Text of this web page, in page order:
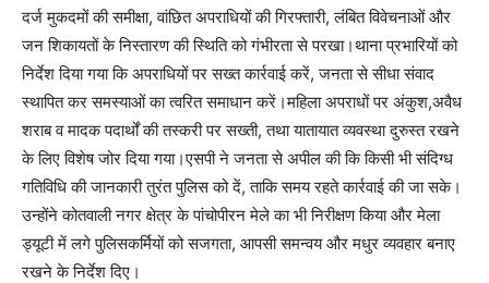
दर्ज मुकदमों की समीक्षा, वांछित अपराधियों की गिरफ्तारी, लंबित विवेचनाओं और
जन शिकायतों के निस्तारण की स्थिति को गंभीरता से परखा।थाना प्रभारियों को
निर्देश दिया गया कि अपराधियों पर सख्त कार्रवाई करें, जनता से सीधा संवाद
स्थापित कर समस्याओं का त्वरित समाधान करें।महिला अपराधों पर अंकुश,अवैध
शराब व मादक पदार्थों की तस्करी पर सख्ती, तथा यातायात व्यवस्था दुरुस्त रखने
के लिए विशेष जोर दिया गया।एसपी ने जनता से अपील की कि किसी भी संदिग्ध
गतिविधि की जानकारी तुरंत पुलिस को दें, ताकि समय रहते कार्रवाई की जा सके।
उन्होंने कोतवाली नगर क्षेत्र के पांचोपीरन मेले का भी निरीक्षण किया और मेला
ड्यूटी में लगे पुलिसकर्मियों को सजगता, आपसी समन्वय और मधुर व्यवहार बनाए
रखने के निर्देश दिए।